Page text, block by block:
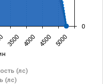
(лс)
(лс)
3500 4000 4500 5000
0